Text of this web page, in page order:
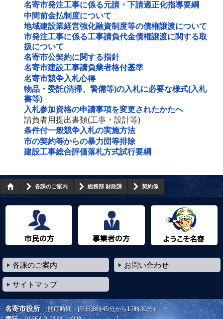
名寄市発注工事に係る元請・下請適正化指導要綱
中間前金払制度について
地域建設業経営強化融資制度等の債権譲渡について
市発注工事に係る工事請負代金債権譲渡に関する取
扱について
名寄市公契約に関する指針
名寄市建設工事請負業者格付基準
名寄市競争入札心得
物品・委託(清掃、警備等)の入札に必要な様式(入札
書等)
入札参加資格の申請事項を変更されたかたへ
請負者用提出書類(工事・設計等)
条件付一般競争入札の実施方法
市の契約等からの暴力団等排除
建設工事総合評価落札方式試行要綱
各課のご案内 総務部 財政課 契約係
各課のご案内 お問い合わせ
サイトマップ
名寄市役所 （開庁時間：[平日]8時45分から17時30分）